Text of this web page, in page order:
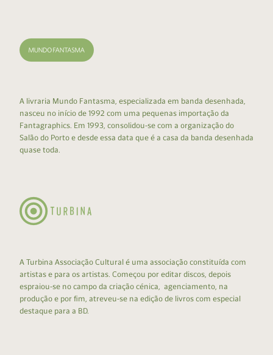
A livraria Mundo Fantasma, especializada em banda desenhada,
nasceu no início de 1992 com uma pequenas importação da
Fantagraphics. Em 1993, consolidou-se com a organização do
Salão do Porto e desde essa data que é a casa da banda desenhada
quase toda.
A Turbina Associação Cultural é uma associação constituída com
artistas e para os artistas. Começou por editar discos, depois
espraiou-se no campo da criação cénica, agenciamento, na
produção e por fim, atreveu-se na edição de livros com especial
destaque para a BD.